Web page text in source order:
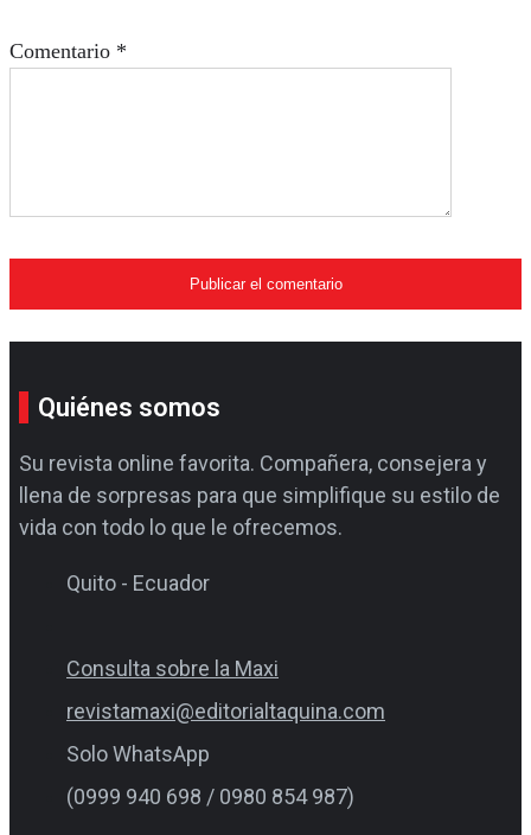
Comentario *
Quiénes somos
Su revista online favorita. Compañera, consejera y
llena de sorpresas para que simplifique su estilo de
vida con todo lo que le ofrecemos.
Quito - Ecuador
Consulta sobre la Maxi
revistamaxi@editorialtaquina.com
Solo WhatsApp
(0999 940 698 / 0980 854 987)